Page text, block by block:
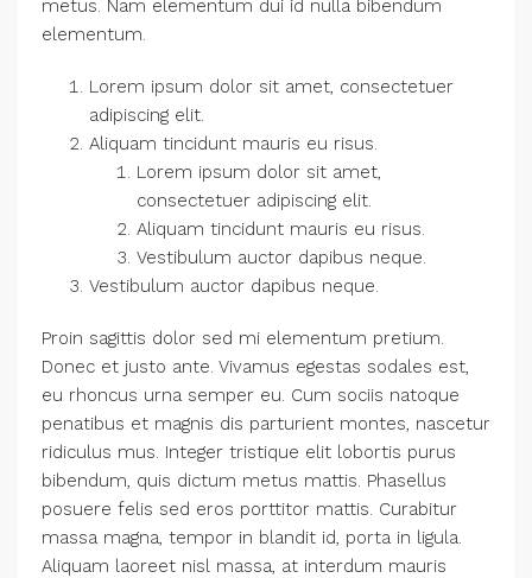
metus. Nam elementum dui id nulla bibendum
elementum.
Lorem ipsum dolor sit amet, consectetuer
adipiscing elit.
Aliquam tincidunt mauris eu risus.
Lorem ipsum dolor sit amet,
consectetuer adipiscing elit.
Aliquam tincidunt mauris eu risus.
Vestibulum auctor dapibus neque.
Vestibulum auctor dapibus neque.
Proin sagittis dolor sed mi elementum pretium.
Donec et justo ante. Vivamus egestas sodales est,
eu rhoncus urna semper eu. Cum sociis natoque
penatibus et magnis dis parturient montes, nascetur
ridiculus mus. Integer tristique elit lobortis purus
bibendum, quis dictum metus mattis. Phasellus
posuere felis sed eros porttitor mattis. Curabitur
massa magna, tempor in blandit id, porta in ligula.
Aliquam laoreet nisl massa, at interdum mauris